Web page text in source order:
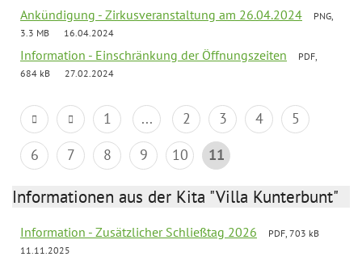
Ankündigung - Zirkusveranstaltung am 26.04.2024
PNG,
3.3 MB
16.04.2024
Information - Einschränkung der Öffnungszeiten
PDF,
684 kB
27.02.2024
1 ... 2 3 4
5
6
7 8 9 10 11
Informationen aus der Kita "Villa Kunterbunt"
Information - Zusätzlicher Schließtag 2026
PDF, 703 kB
11.11.2025